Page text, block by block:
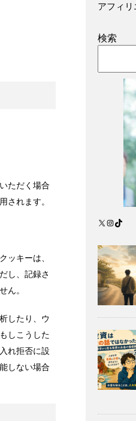
ただく場合
されます。
ッキーは、
し、記録さ
ん。
したり、ウ
しこうした
れ拒否に設
しない場合
アフィ
検索
X TikTok